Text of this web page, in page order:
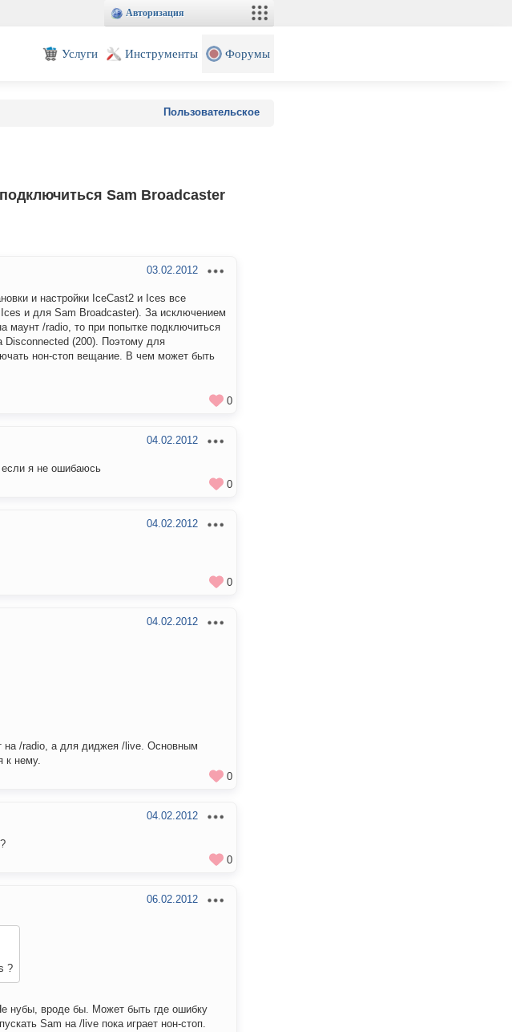
Авторизация
Услуги Инструменты Форумы
Пользовательское
Sam Broadcaster
03.02.2012
и настройки IceCast2 и Ices все
и для Sam Broadcaster). За исключением
маунт /radio, то при попытке подключиться
Disconnected (200). Поэтому для
нон-стоп вещание. В чем может быть
0
04.02.2012
если я не ошибаюсь
0
04.02.2012
0
04.02.2012
на /radio, а для диджея /live. Основным
к нему.
0
04.02.2012
0
06.02.2012
?
нубы, вроде бы. Может быть где ошибку
Sam на /live пока играет нон-стоп.